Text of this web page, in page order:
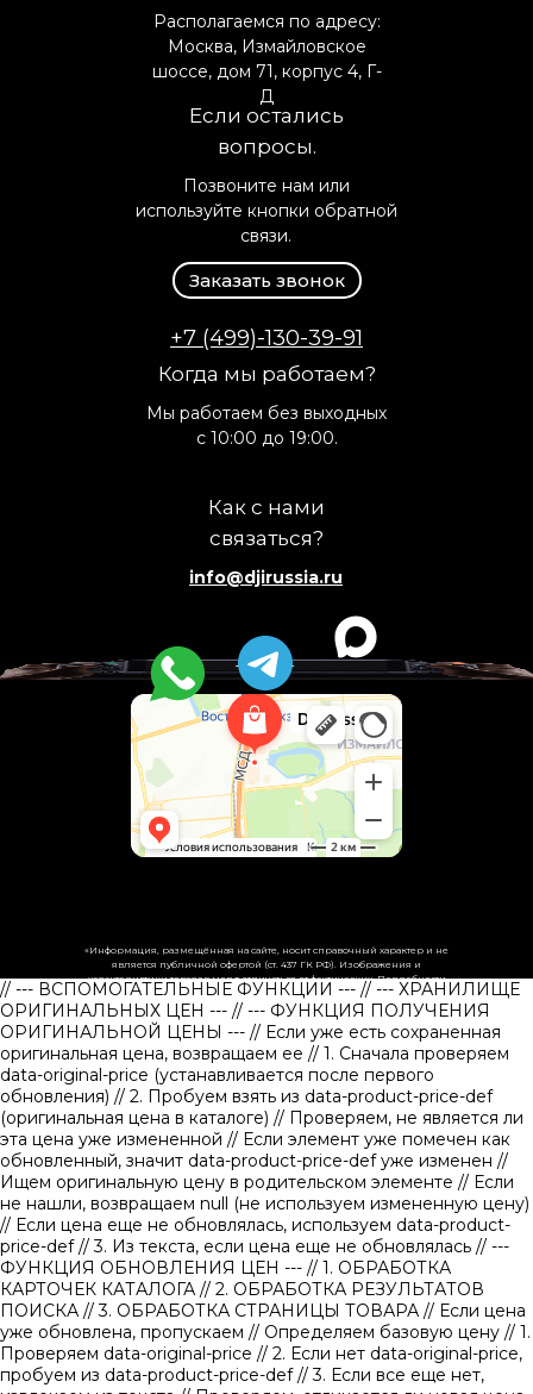
Когда мы работаем?
Если остались
вопросы.
Как с нами
связаться?
Располагаемся по адресу:
Москва, Измайловское
шоссе, дом 71, корпус 4, Г-
Д
Мы работаем без выходных
с 10:00 до 19:00.
Позвоните нам или
используйте кнопки обратной
связи.
+7 (499)-130-39-91
info@djirussia.ru
Заказать звонок
«Информация, размещённая на сайте, носит справочный характер и не
является публичной офертой (ст. 437 ГК РФ). Изображения и
характеристики товаров могут отличаться от фактических. Подробности
уточняйте у менеджеров.»
// --- ВСПОМОГАТЕЛЬНЫЕ ФУНКЦИИ --- // --- ХРАНИЛИЩЕ
ОРИГИНАЛЬНЫХ ЦЕН --- // --- ФУНКЦИЯ ПОЛУЧЕНИЯ
ОРИГИНАЛЬНОЙ ЦЕНЫ --- // Если уже есть сохраненная
оригинальная цена, возвращаем ее // 1. Сначала проверяем
data-original-price (устанавливается после первого
обновления) // 2. Пробуем взять из data-product-price-def
(оригинальная цена в каталоге) // Проверяем, не является ли
эта цена уже измененной // Если элемент уже помечен как
обновленный, значит data-product-price-def уже изменен //
Ищем оригинальную цену в родительском элементе // Если
не нашли, возвращаем null (не используем измененную цену)
// Если цена еще не обновлялась, используем data-product-
price-def// 3. Из текста, если цена еще не обновлялась // ---
ФУНКЦИЯ ОБНОВЛЕНИЯ ЦЕН --- // 1. ОБРАБОТКА
КАРТОЧЕК КАТАЛОГА // 2. ОБРАБОТКА РЕЗУЛЬТАТОВ
ПОИСКА // 3. ОБРАБОТКА СТРАНИЦЫ ТОВАРА // Если цена
уже обновлена, пропускаем // Определяем базовую цену // 1.
Проверяем data-original-price // 2. Если нет data-original-price,
пробуем из data-product-price-def// 3. Если все еще нет,